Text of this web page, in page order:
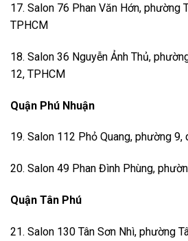
17. Salon 76 Phan Văn Hớn, phường
TPHCM
18. Salon 36 Nguyễn Ảnh Thủ,
12, TPHCM
Quận Phú Nhuận
19. Salon 112 Phỏ Quang, phường 9,
20. Salon 49 Phan Đình Phùng,
Quận Tân Phú
21. Salon 130 Tân Sơn Nhì, phường